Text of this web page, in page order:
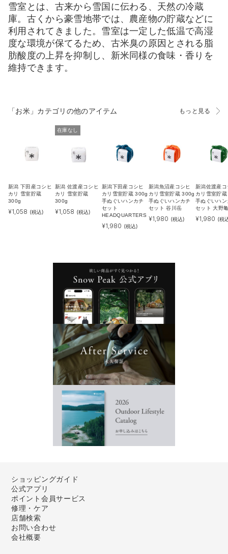
雪室とは、古来から雪国に伝わる、天然の冷蔵
庫。古くから豪雪地帯では、農産物の貯蔵などに
利用されてきました。雪室は一定した低温で高湿
度な環境が保てるため、古米臭の原因とされる脂
肪酸度の上昇を抑制し、新米同様の食味・香りを
維持できます。
「お米」カテゴリの他のアイテム もっと見る
新潟 下田産コシヒ
カリ 雪室貯蔵
300g
¥1,058 (税込)
在庫なし
新潟 佐渡産コシヒ
カリ 雪室貯蔵
300g
¥1,058 (税込)
新潟下田産コシヒ
カリ雪室貯蔵 300g
手ぬぐいハンカチ
セット
HEADQUARTERS
¥1,980 (税込)
新潟魚沼産コシヒ
カリ雪室貯蔵 300g
手ぬぐいハンカチ
セット 谷川岳
¥1,980 (税込)
新潟佐渡産コ
カリ雪室貯
手ぬぐいハン
セット 大野
¥1,980 (税
ショッピングガイド
公式アプリ
ポイント会員サービス
修理・ケア
店舗検索
お問い合わせ
会社概要